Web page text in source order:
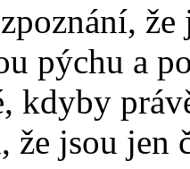
že
pýchu a
kdyby
že jsou